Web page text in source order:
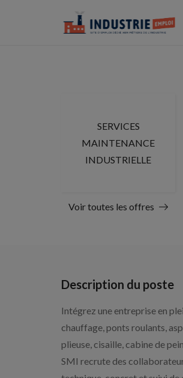
SERVICES
MAINTENANCE
INDUSTRIELLE
Voir toutes les offres
Description du poste
Intégrez une entreprise en
chauffage, ponts roulants,
plieuse, cisaille, cabine de
SMI recrute des